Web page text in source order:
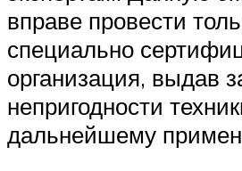
вправе провести
специально
организация, выдав
непригодности
дальнейшему